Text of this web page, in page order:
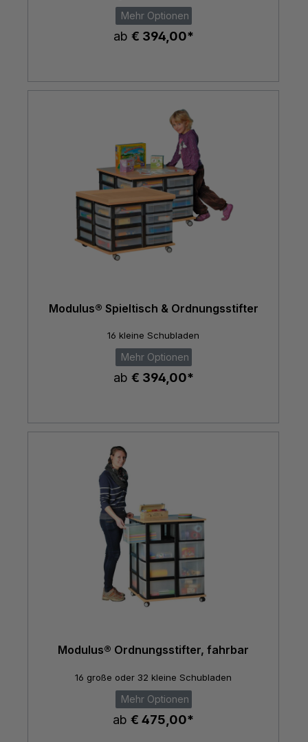
Mehr Optionen
ab € 394,00*
Modulus® Spieltisch & Ordnungsstifter
16 kleine Schubladen
Mehr Optionen
ab € 394,00*
Modulus® Ordnungsstifter, fahrbar
16 große oder 32 kleine Schubladen
Mehr Optionen
ab € 475,00*